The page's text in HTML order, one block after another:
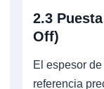
2.3
Off)
El espesor
referencia